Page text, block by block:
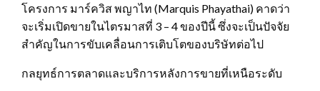
โครงการ มาร์ควิส พญาไท (Marquis Phayathai) คาดว่า
จะเริ่มเปิดขายในไตรมาสที่ 3 – 4 ของปีนี้ ซึ่งจะเป็นปัจจัย
สำคัญในการขับเคลื่อนการเติบโตของบริษัทต่อไป
กลยุทธ์การตลาดและบริการหลังการขายที่เหนือระดับ